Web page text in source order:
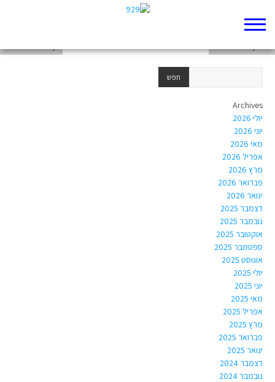
Archives
יולי 2026
יוני 2026
מאי 2026
אפריל 2026
מרץ 2026
פברואר 2026
ינואר 2026
דצמבר 2025
נובמבר 2025
אוקטובר 2025
ספטמבר 2025
אוגוסט 2025
יולי 2025
יוני 2025
מאי 2025
אפריל 2025
מרץ 2025
פברואר 2025
ינואר 2025
דצמבר 2024
נובמבר 2024